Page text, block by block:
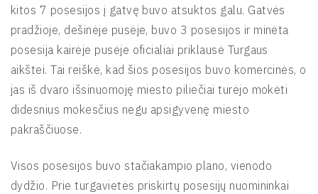
kitos 7 posesijos į gatvę buvo atsuktos galu. Gatvės
pradžioje, dešinėje pusėje, buvo 3 posesijos ir minėta
posesija kairėje pusėje oficialiai priklausė Turgaus
aikštei. Tai reiškė, kad šios posesijos buvo komercinės, o
jas iš dvaro išsinuomoję miesto piliečiai turėjo mokėti
didesnius mokesčius negu apsigyvenę miesto
pakraščiuose.
Visos posesijos buvo stačiakampio plano, vienodo
dydžio. Prie turgavietės priskirtų posesijų nuomininkai